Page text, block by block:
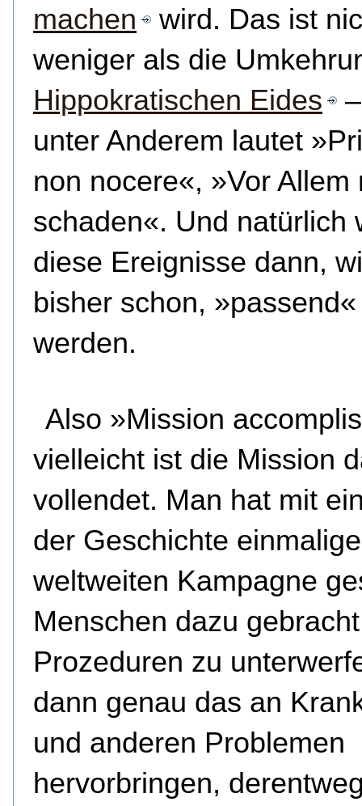
machen
wird. Das ist
weniger als die
Hippokratischen Eides
unter Anderem lautet
non nocere«, »Vor Allem
schaden«. Und natürlich
diese Ereignisse dann,
bisher schon,
werden.
Also »Mission
vielleicht ist die Mission
vollendet. Man hat mit
der Geschichte
weltweiten Kampagne
Menschen dazu
Prozeduren zu
dann genau das an
und anderen Problemen
hervorbringen,